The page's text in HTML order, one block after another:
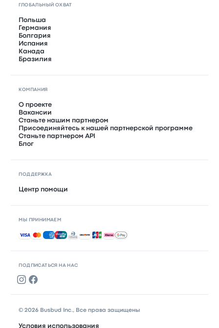
ПОДПИСАТЬСЯ НА НАС
ГЛОБАЛЬНЫЙ ОХВАТ
Польша
Германия
Болгария
Испания
Канада
Бразилия
КОМПАНИЯ
О проекте
Вакансии
Станьте нашим партнером
Присоединяйтесь к нашей партнерской программе
Станьте партнером API
Блог
ПОДДЕРЖКА
Центр помощи
МЫ ПРИНИМАЕМ
Принимаемые способы оплаты
© 2026 Busbud Inc., Все права защищены
Условия использования